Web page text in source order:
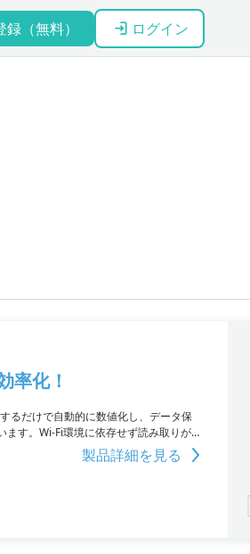
（無料） ログイン
率化！
るだけで自動的に数値化し、データ保
す。Wi-Fi環境に依存せず読み取りが可
せ機能により同じ距離と角度での読み取
ョンではないためランニングコストも不
製品詳細を見る